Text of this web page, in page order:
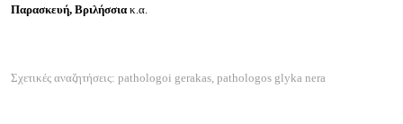
Παρασκευή, Βριλήσσια κ.α.
Σχετικές αναζητήσεις: pathologoi gerakas, pathologos glyka nera